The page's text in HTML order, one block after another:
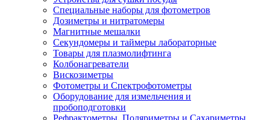
Специальные наборы для фотометров
Дозиметры и нитратомеры
Магнитные мешалки
Секундомеры и таймеры лабораторные
Товары для плазмолифтинга
Колбонагреватели
Вискозиметры
Фотометры и Спектрофотометры
Оборудование для измельчения и
пробоподготовки
Рефрактометры, Поляриметры и Сахариметры